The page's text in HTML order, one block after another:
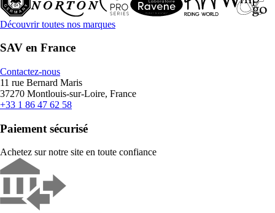
Découvrir toutes nos marques
SAV en France
Contactez-nous
11 rue Bernard Maris
37270 Montlouis-sur-Loire, France
+33 1 86 47 62 58
Paiement sécurisé
Achetez sur notre site en toute confiance